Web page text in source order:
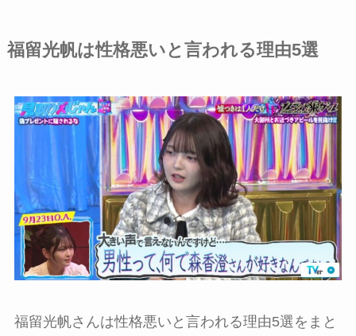
福留光帆は性格悪いと言われる理由5選
福留光帆さんは性格悪いと言われる理由5選をまと